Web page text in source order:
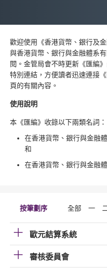
歡迎使用《香港貨幣、銀行及
與香港貨幣、銀行與金融體系
閱。金管局會不時更新《匯編
特別連結，方便讀者迅速連接
頁的有關內容。
使用說明
本《匯編》收錄以下兩類名詞：
在香港貨幣、銀行與金融
和
在香港貨幣、銀行與金融
按筆劃序 全部 一
歐元結算系統
審核委員會